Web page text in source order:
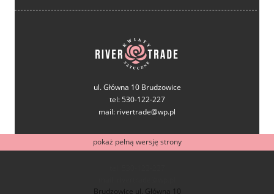
ul. Główna 10 Brudzowice
tel: 530-122-227
mail: rivertrade@wp.pl
pokaż pełną wersję strony
Brudzowice ul. Główna 10